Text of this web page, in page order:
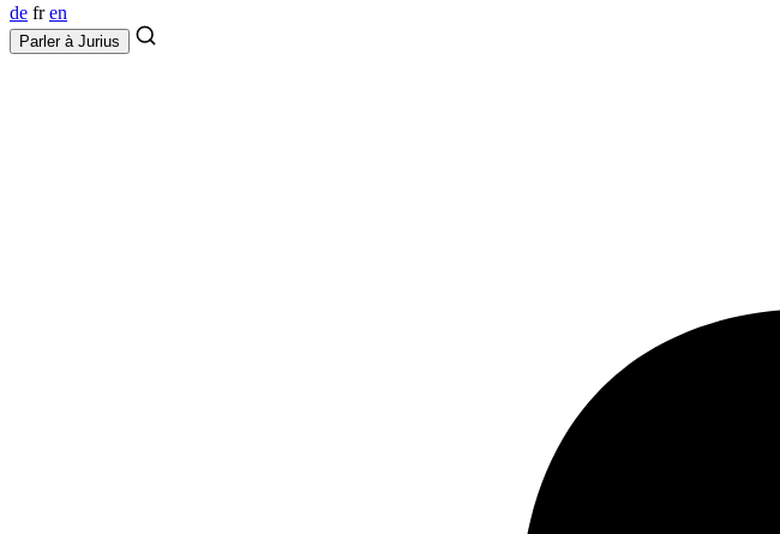
de fr en
Parler à Jurius